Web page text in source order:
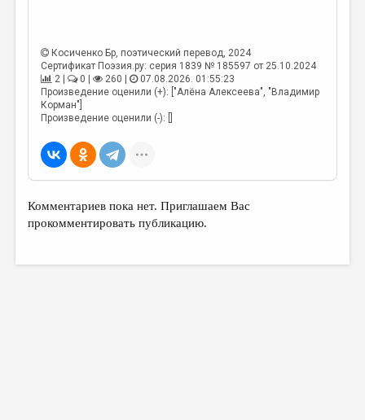
Косиченко Бр, поэтический перевод, 2024
Сертификат Поэзия.ру: серия 1839 № 185597 от 25.10.2024
2 |
0 | 260 |
07.08.2026. 01:55:23
Произведение оценили (+): ["Алёна Алексеева", "Владимир
Корман"]
Произведение оценили (-): []
Комментариев пока нет. Приглашаем Вас
прокомментировать публикацию.